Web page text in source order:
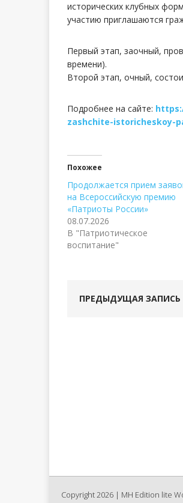
исторических клубных
участию приглашаются
Первый этап, заочный,
времени).
Второй этап, очный,
Подробнее на сайте:
zashchite-istoricheskoy-
Похожее
Продолжается прием
на Всероссийскую премию
«Патриоты России»
08.07.2026
В "Патриотическое
воспитание"
ПРЕДЫДУЩАЯ ЗАПИСЬ
Copyright 2026 | MH Edition lite